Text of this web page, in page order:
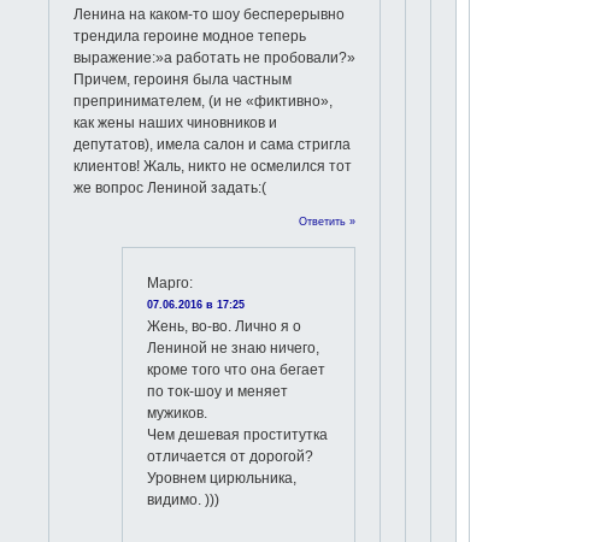
Ленина на каком-то шоу бесперерывно
трендила героине модное теперь
выражение:»а работать не пробовали?»
Причем, героиня была частным
препринимателем, (и не «фиктивно»,
как жены наших чиновников и
депутатов), имела салон и сама стригла
клиентов! Жаль, никто не осмелился тот
же вопрос Лениной задать:(
Ответить »
Марго:
07.06.2016 в 17:25
Жень, во-во. Лично я о
Лениной не знаю ничего,
кроме того что она бегает
по ток-шоу и меняет
мужиков.
Чем дешевая проститутка
отличается от дорогой?
Уровнем цирюльника,
видимо. )))